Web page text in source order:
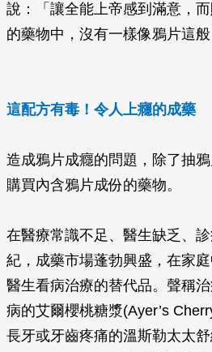
說：「讓全能上帝感到滿意，
的藥物中，沒有一樣像鴉片這般
這配方有毒！令人上癮的成藥
造成鴉片成癮的問題，除了抽
購買內含鴉片成份的藥物。
在醫療常識不足、醫生缺乏、
紀，成藥市場蓬勃興盛，在家
醫生看病治療的替代品。聲稱
病的艾爾櫻桃糖漿(Ayer’s
長牙或牙齒疼痛的溫斯勒太太